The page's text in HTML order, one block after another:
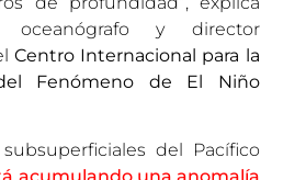
oceanógrafo y director
Centro Internacional para la
Fenómeno de El Niño
del Pacífico